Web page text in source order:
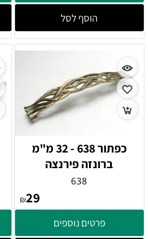
הוסף לסל
כפתור 638 - 32 מ"מ
ברונזה פירנצה
638
₪29
פרטים נוספים